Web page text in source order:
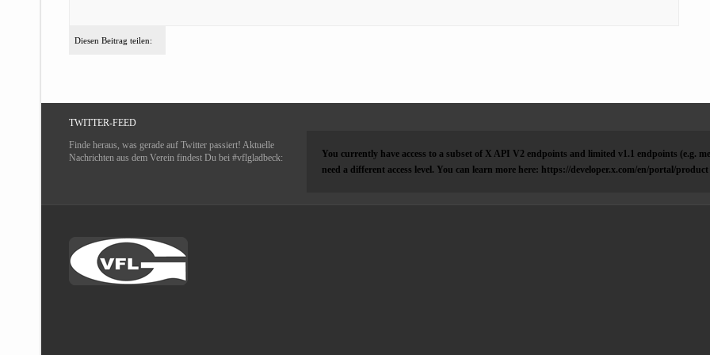
Diesen Beitrag teilen:
TWITTER-FEED
Finde heraus, was gerade auf Twitter passiert! Aktuelle
Nachrichten aus dem Verein findest Du bei #vflgladbeck:
You currently have access to a subset of X API V2 endpoints and limited v1.1 endpoints (e.g.
need a different access level. You can learn more here: https://developer.x.com/en/portal/product